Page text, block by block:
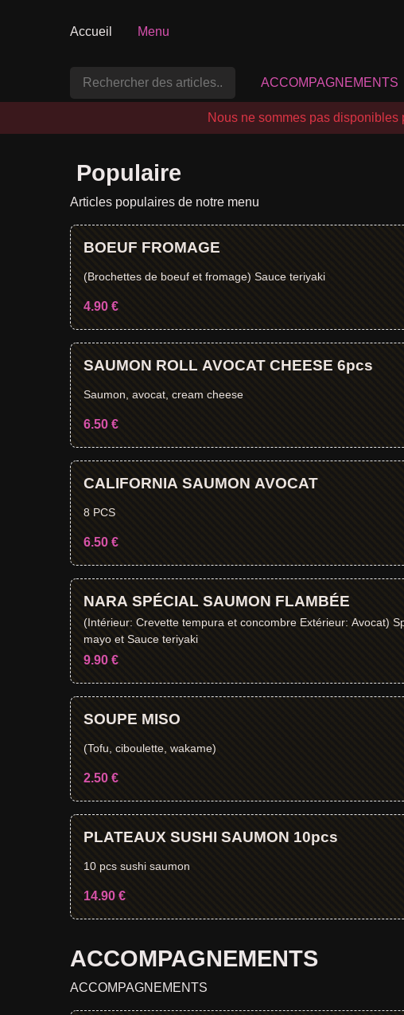
Accueil Menu
ACCOMPAGNEMENTS
Nous ne sommes pas
Populaire
Articles populaires de notre menu
BOEUF FROMAGE
(Brochettes de boeuf et fromage) Sauce teriyaki
4.90 €
SAUMON ROLL AVOCAT CHEESE 6pcs
Saumon, avocat, cream cheese
6.50 €
CALIFORNIA SAUMON AVOCAT
8 PCS
6.50 €
NARA SPÉCIAL SAUMON FLAMBÉE
(Intérieur: Crevette tempura et concombre Extérieur: Avocat)
mayo et Sauce teriyaki
9.90 €
SOUPE MISO
(Tofu, ciboulette, wakame)
2.50 €
PLATEAUX SUSHI SAUMON 10pcs
10 pcs sushi saumon
14.90 €
ACCOMPAGNEMENTS
ACCOMPAGNEMENTS